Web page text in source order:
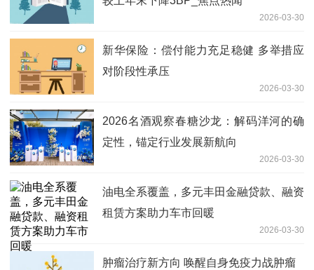
2026-03-30
新华保险：偿付能力充足稳健 多举措应
对阶段性承压
2026-03-30
2026名酒观察春糖沙龙：解码洋河的确
定性，锚定行业发展新航向
2026-03-30
油电全系覆盖，多元丰田金融贷款、融资
租赁方案助力车市回暖
2026-03-30
肿瘤治疗新方向 唤醒自身免疫力战肿瘤